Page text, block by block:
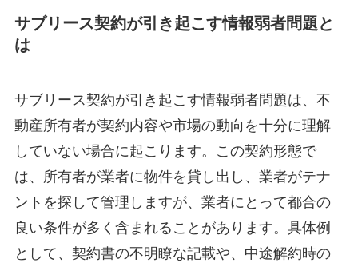
サブリース契約が引き起こす情報弱者問題と
は
サブリース契約が引き起こす情報弱者問題は、不
動産所有者が契約内容や市場の動向を十分に理解
していない場合に起こります。この契約形態で
は、所有者が業者に物件を貸し出し、業者がテナ
ントを探して管理しますが、業者にとって都合の
良い条件が多く含まれることがあります。具体例
として、契約書の不明瞭な記載や、中途解約時の